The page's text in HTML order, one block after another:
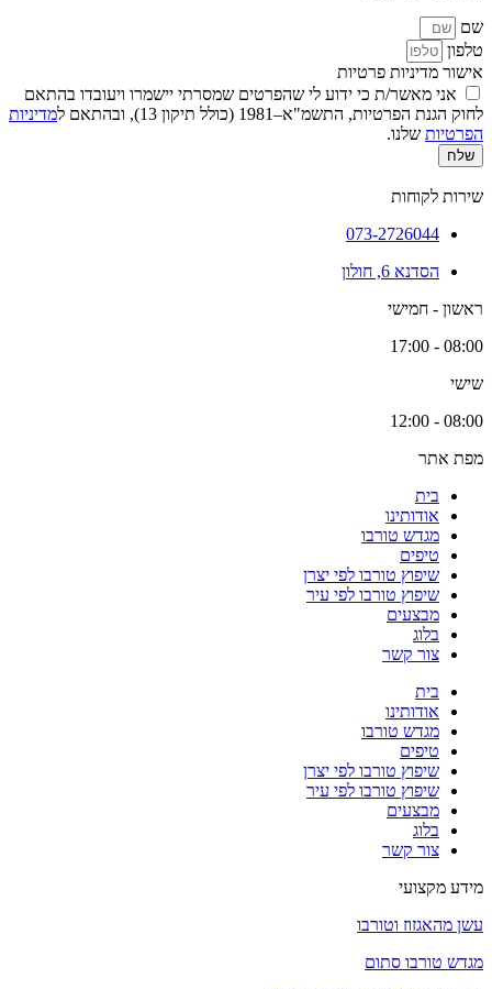
שם
טלפון
אישור מדיניות פרטיות
אני מאשר/ת כי ידוע לי שהפרטים שמסרתי יישמרו ויעובדו בהתאם
לחוק הגנת הפרטיות, התשמ"א–1981 (כולל תיקון 13), ובהתאם ל
מדיניות
הפרטיותשלנו.
שלח
שירות לקוחות
073-2726044
הסדנא 6, חולון
ראשון - חמישי
08:00 - 17:00
שישי
08:00 - 12:00
מפת אתר
בית
אודותינו
מגדש טורבו
טיפים
שיפוץ טורבו לפי יצרן
שיפוץ טורבו לפי עיר
מבצעים
בלוג
צור קשר
בית
אודותינו
מגדש טורבו
טיפים
שיפוץ טורבו לפי יצרן
שיפוץ טורבו לפי עיר
מבצעים
בלוג
צור קשר
מידע מקצועי
עשן מהאגזוז וטורבו
מגדש טורבו סתום